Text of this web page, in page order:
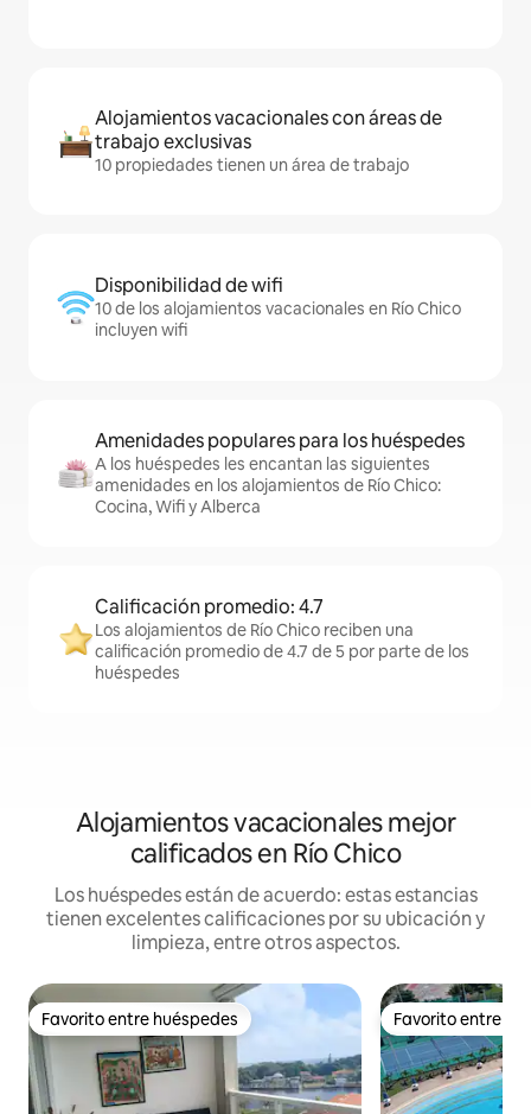
Alojamientos vacacionales con áreas de
trabajo exclusivas
10 propiedades tienen un área de trabajo
Disponibilidad de wifi
10 de los alojamientos vacacionales en Río Chico
incluyen wifi
Amenidades populares para los huéspedes
A los huéspedes les encantan las siguientes
amenidades en los alojamientos de Río Chico:
Cocina, Wifi y Alberca
Calificación promedio: 4.7
Los alojamientos de Río Chico reciben una
calificación promedio de 4.7 de 5 por parte de los
huéspedes
Alojamientos vacacionales mejor
calificados en Río Chico
Los huéspedes están de acuerdo: estas estancias
tienen excelentes calificaciones por su ubicación y
limpieza, entre otros aspectos.
Favorito entre huéspedes
Favorito entre huéspedes Favorito entre
Favorito entre